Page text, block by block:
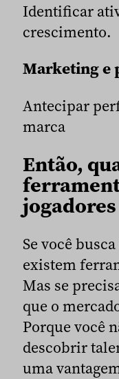
Identificar
crescimento.
Marketing e
Antecipar
marca
Então,
Se você
existem
Mas se
que o
Porque você
descobrir
uma